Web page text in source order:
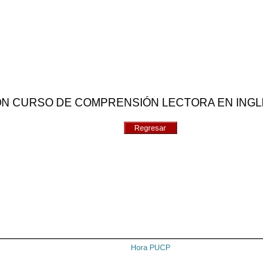
CURSO DE COMPRENSIÓN LECTORA EN
Regresar
Hora PUCP